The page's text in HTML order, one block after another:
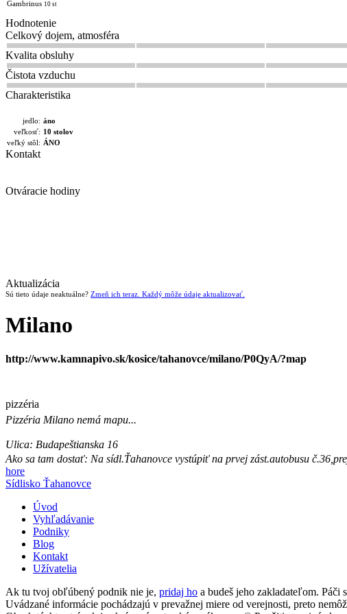
Gambrinus 10 st
Hodnotenie
Celkový dojem, atmosféra
Kvalita obsluhy
Čistota vzduchu
Charakteristika
jedlo: áno
veľkosť: 10 stolov
veľký stôl: ÁNO
Kontakt
Otváracie hodiny
Aktualizácia
Sú tieto údaje neaktuálne? Zmeň ich teraz. Každý môže údaje aktualizovať.
Milano
http://www.kamnapivo.sk/kosice/tahanovce/milano/P0QyA/?map
pizzéria
Pizzéria Milano nemá mapu...
Ulica: Budapeštianska 16
Ako sa tam dostať: Na sídl.Ťahanovce vystúpiť na prvej zást.autobusu
hore
Sídlisko Ťahanovce
Úvod
Vyhľadávanie
Podniky
Blog
Kontakt
Užívatelia
Ak tu tvoj obľúbený podnik nie je, pridaj ho a budeš jeho zakladateľom. Páči
Uvádzané informácie pochádzajú v prevažnej miere od verejnosti, preto